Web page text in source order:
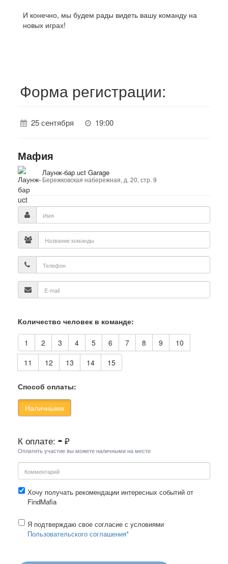
И конечно, мы будем рады видеть вашу команду на
новых играх!
Форма регистрации:
25 сентября 19:00
Мафия
Лаунж-бар uct Garage
Бережковская набережная, д. 20, стр. 9
Количество человек в команде:
1 2 3 4 5 6 7 8 9
10
11
12 13 14 15
Способ оплаты:
Наличными
К оплате: - ₽
Оплатить участие вы можете наличными на месте
Хочу получать рекомендации интересных событий от
FindMafia
Я подтверждаю свое согласие с условиями
Пользовательского соглашения*